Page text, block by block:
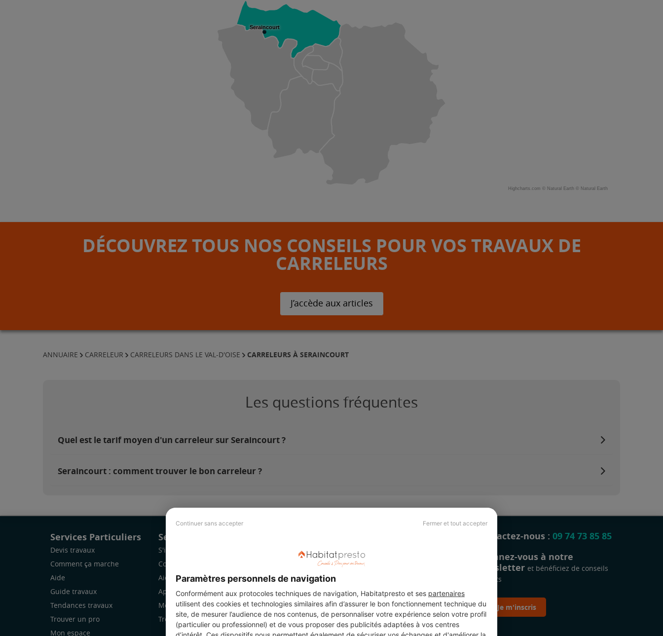
Continuer sans accepter Fermer et tout accepter
Paramètres personnels de navigation
Conformément aux protocoles techniques de navigation, Habitatpresto et ses partenaires
utilisent des cookies et technologies similaires afin d’assurer le bon fonctionnement technique du
site, de mesurer l’audience de nos contenus, de personnaliser votre expérience selon votre profil
(particulier ou professionnel) et de vous proposer des publicités adaptées à vos centres
Seraincourt
Highcharts.com © Natural Earth © Natural Earth
DÉCOUVREZ TOUS NOS CONSEILS POUR VOS TRAVAUX DE
CARRELEURS
J’accède aux articles
ANNUAIRE CARRELEUR CARRELEURS DANS LE VAL-D'OISE CARRELEURS À SERAINCOURT
Les questions fréquentes
Quel est le tarif moyen d'un carreleur sur Seraincourt ?
Seraincourt : comment trouver le bon carreleur ?
Services Particuliers
Devis travaux
Comment ça marche
Aide
Guide travaux
Tendances travaux
Trouver un pro
Mon espace
Services Pro
S'inscrire
Comment ça marche
Aide
Application Mobile
Mon espace
Trouver des chantiers
Revue de presse
Légal
Charte cookies
Contactez-nous : 09 74 73 85 85
Abonnez-vous à notre
newsletter et bénéficiez de conseils
gratuits
Je m'inscris